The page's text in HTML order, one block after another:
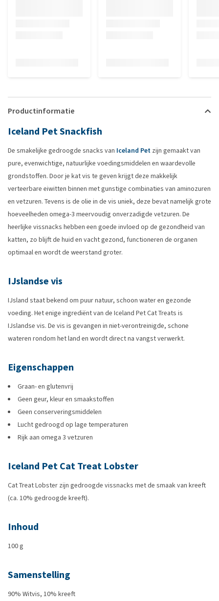
Productinformatie
Iceland Pet Snackfish
De smakelijke gedroogde snacks van Iceland Pet zijn gemaakt van
pure, evenwichtige, natuurlijke voedingsmiddelen en waardevolle
grondstoffen. Door je kat vis te geven krijgt deze makkelijk
verteerbare eiwitten binnen met gunstige combinaties van aminozuren
en vetzuren. Tevens is de olie in de vis uniek, deze bevat namelijk grote
hoeveelheden omega-3 meervoudig onverzadigde vetzuren. De
heerlijke vissnacks hebben een goede invloed op de gezondheid van
katten, zo blijft de huid en vacht gezond, functioneren de organen
optimaal en wordt de weerstand groter.
IJslandse vis
IJsland staat bekend om puur natuur, schoon water en gezonde
voeding. Het enige ingrediënt van de Iceland Pet Cat Treats is
IJslandse vis. De vis is gevangen in niet-verontreinigde, schone
wateren rondom het land en wordt direct na vangst verwerkt.
Eigenschappen
Graan- en glutenvrij
Geen geur, kleur en smaakstoffen
Geen conserveringsmiddelen
Lucht gedroogd op lage temperaturen
Rijk aan omega 3 vetzuren
Iceland Pet Cat Treat Lobster
Cat Treat Lobster zijn gedroogde vissnacks met de smaak van kreeft
(ca. 10% gedroogde kreeft).
Inhoud
100 g
Samenstelling
90% Witvis, 10% kreeft